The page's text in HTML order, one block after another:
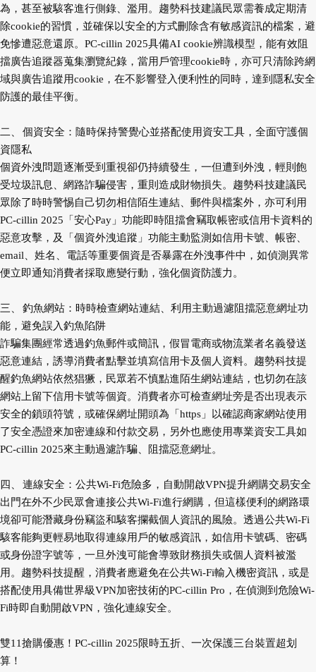
為，甚至被駭客進行側錄、濫用。趨勢科技建議民眾需養成定期清
除cookie的習慣，並確保以安全的方式刪除含有敏感資訊的檔案，避
免慘遭惡意還原。PC-cillin 2025具備AI cookie辨識模型，能有效阻
擋廣告追蹤器蒐集瀏覽紀錄，當用戶管理cookie時，亦可只清除跨網
域與廣告追蹤用cookie，在不影響登入便利性的同時，達到隱私安全
防護的最佳平衡。
二、
個資安全：隨時保持警覺心並搭配使用資安工具，全面守護個
資隱私
個資外洩問題逐漸受到重視卻仍持續發生，一但遭到外洩，輕則飽
受垃圾訊息、網路詐騙侵害，重則造成財物損失。趨勢科技建議民
眾除了時時警惕自己切勿相信陌生連結、郵件與檔案外，亦可利用
PC-cillin 2025「安心Pay」功能即時阻擋會竊取帳密或信用卡資料的
惡意攻擊，及「個資外洩追蹤」功能主動監測如信用卡號、帳密、
email、姓名、電話等重要個資是否暴露在外洩事件中，如偵測異常
便立即通知消費者採取應變行動，強化個資防護力。
三、
釣魚網站：時時檢查網站連結、利用主動過濾阻擋惡意網址功
能，避免誤入釣魚陷阱
詐騙集團經常透過釣魚郵件或簡訊，假冒電商或物流業者名義發送
惡意連結，誘導消費者點擊並填寫信用卡及個人資料。趨勢科技提
醒釣魚網站依然猖獗，民眾若不慎點進陌生網站連結，也切勿在該
網站上留下信用卡號等個資。消費者亦可檢查網址旁是否出現表示
安全的鎖頭符號，或確保網址開頭為「https」以確認商家網站使用
了安全憑證來加密連線和付款交易，另外也應使用專業資安工具如
PC-cillin 2025來主動過濾詐騙、阻擋惡意網址。
四、
連線安全：公共Wi-Fi危險多，自動開啟VPN提升網購交易安全
出門在外不少民眾會連接公共Wi-Fi進行網購，但這樣便利的網路環
境卻可能潛藏身份竊盜和駭客攔截個人資訊的風險。透過公共Wi-Fi
駭客能夠更輕易地取得連線用戶的敏感資訊，如信用卡號碼、密碼
或身份證字號等，一旦外洩可能會導致財務損失或個人資料被濫
用。趨勢科技提醒，消費者應避免在公共Wi-Fi輸入機密資訊，或是
搭配使用具備世界級VPN加密技術的PC-cillin Pro，在偵測到危險Wi-
Fi時即自動開啟VPN，強化連線安全。
雙11搶購優惠！PC-cillin 2025限時五折、一次保護三台裝置超划
算！